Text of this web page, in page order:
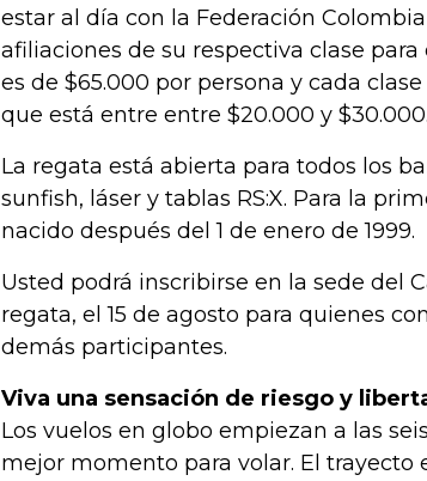
estar al día con la Federación
afiliaciones de su respectiva clase
es de $65.000 por persona y cada
que está entre entre $20.000 y $30.000.
La regata está abierta para todos los
sunfish, láser y tablas RS:X. Para la
nacido después del 1 de enero de 1999.
Usted podrá inscribirse en la sede del
regata, el 15 de agosto para quienes
demás participantes.
Viva una sensación de riesgo y
Los vuelos en globo empiezan a las
mejor momento para volar. El